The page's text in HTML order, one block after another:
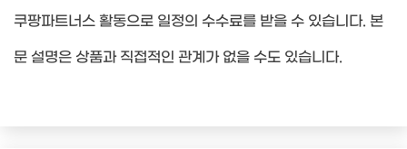
쿠팡파트너스 활동으로 일정의 수수료를 받을 수 있습니다. 본
문 설명은 상품과 직접적인 관계가 없을 수도 있습니다.